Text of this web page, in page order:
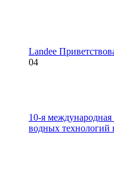
Landee
04
10-я международная
водных технологий